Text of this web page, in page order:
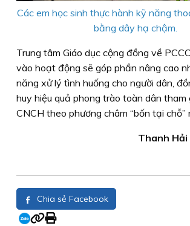
Các em học sinh thực hành kỹ năng
bằng dây hạ chậm.
Trung tâm Giáo dục cộng đồng về
vào hoạt động sẽ góp phần nâng cao
năng xử lý tình huống cho người dân,
huy hiệu quả phong trào toàn dân tham
CNCH theo phương châm “bốn tại chỗ”
Thanh Hải
Chia sẻ Facebook